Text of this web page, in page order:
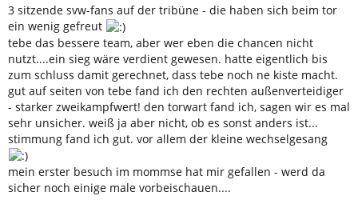
3 sitzende svw-fans auf der tribüne - die haben sich beim tor
ein wenig gefreut
tebe das bessere team, aber wer eben die chancen nicht
nutzt....ein sieg wäre verdient gewesen. hatte eigentlich bis
zum schluss damit gerechnet, dass tebe noch ne kiste macht.
gut auf seiten von tebe fand ich den rechten außenverteidiger
- starker zweikampfwert! den torwart fand ich, sagen wir es mal
sehr unsicher. weiß ja aber nicht, ob es sonst anders ist...
stimmung fand ich gut. vor allem der kleine wechselgesang
mein erster besuch im mommse hat mir gefallen - werd da
sicher noch einige male vorbeischauen....